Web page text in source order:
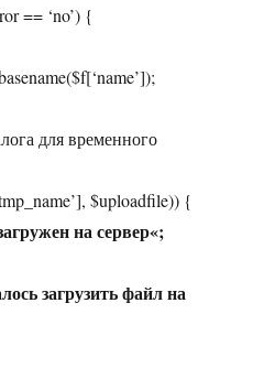
== ‘no’) {
для временного
$uploadfile)) {
на сервер«;
загрузить файл на